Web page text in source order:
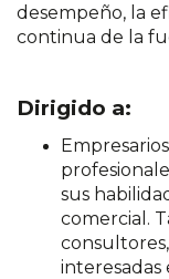
desempeño, la
continua de la
Dirigido a:
sus
comercial.
consultores,
interesadas